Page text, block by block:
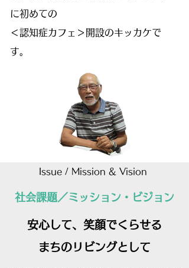
に初めての
＜認知症カフェ＞開設のキッカケで
す。
Issue / Mission & Vision
社会課題／ミッション・ビジョン
安心して、笑顔でくらせる
​まちのリビングとして